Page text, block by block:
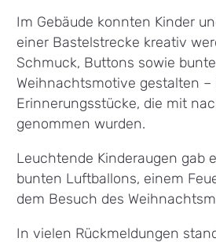
Im Gebäude konnten Kinder
einer Bastelstrecke kreativ
Schmuck, Buttons sowie bunte
Weihnachtsmotive gestalten –
Erinnerungsstücke, die mit
genommen wurden.
Leuchtende Kinderaugen gab
bunten Luftballons, einem
dem Besuch des
In vielen Rückmeldungen